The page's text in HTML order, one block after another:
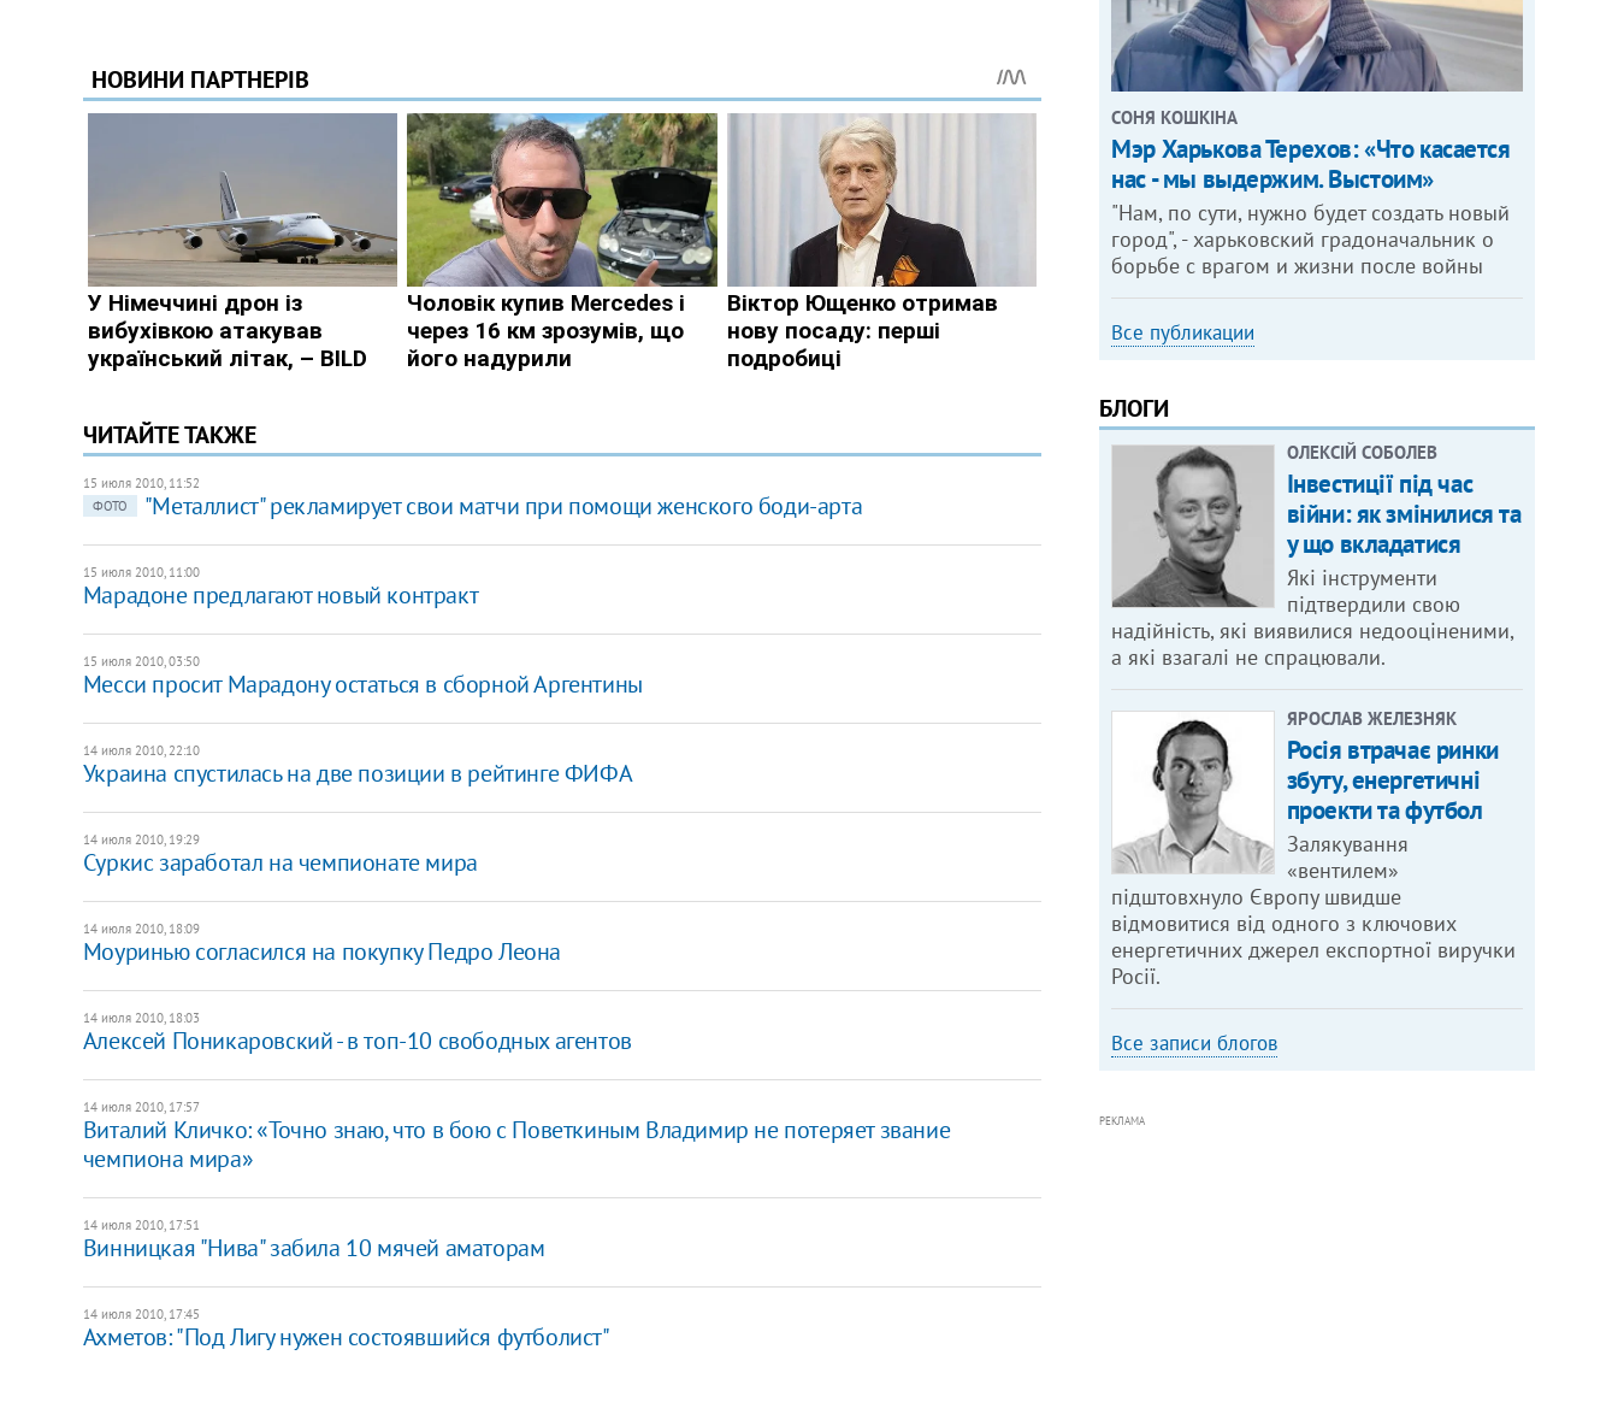
ЧИТАЙТЕ ТАКЖЕ
15 июля 2010, 11:52
ФОТО
"Металлист" рекламирует свои матчи при помощи женского боди-арта
15 июля 2010, 11:00
Марадоне предлагают новый контракт
15 июля 2010, 03:50
Месси просит Марадону остаться в сборной Аргентины
14 июля 2010, 22:10
Украина спустилась на две позиции в рейтинге ФИФА
14 июля 2010, 19:29
Суркис заработал на чемпионате мира
14 июля 2010, 18:09
Моуринью согласился на покупку Педро Леона
14 июля 2010, 18:03
Алексей Поникаровский - в топ-10 свободных агентов
14 июля 2010, 17:57
Виталий Кличко: «Точно знаю, что в бою с Поветкиным Владимир не потеряет звание
чемпиона мира»
14 июля 2010, 17:51
Винницкая "Нива" забила 10 мячей аматорам
14 июля 2010, 17:45
Ахметов: "Под Лигу нужен состоявшийся футболист"
СОНЯ КОШКІНА
Мэр Харькова Терехов: «Что касается
нас - мы выдержим. Выстоим»
"Нам, по сути, нужно будет создать новый
город", - харьковский градоначальник о
борьбе с врагом и жизни после войны
Все публикации
БЛОГИ
ОЛЕКСІЙ СОБОЛЕВ
Інвестиції під час
війни: як змінилися та
у що вкладатися
Які інструменти
підтвердили свою
надійність, які виявилися недооціненими,
а які взагалі не спрацювали.
ЯРОСЛАВ ЖЕЛЕЗНЯК
Росія втрачає ринки
збуту, енергетичні
проекти та футбол
Залякування
«вентилем»
підштовхнуло Європу швидше
відмовитися від одного з ключових
енергетичних джерел експортної виручки
Росії.
Все записи блогов
РЕКЛАМА